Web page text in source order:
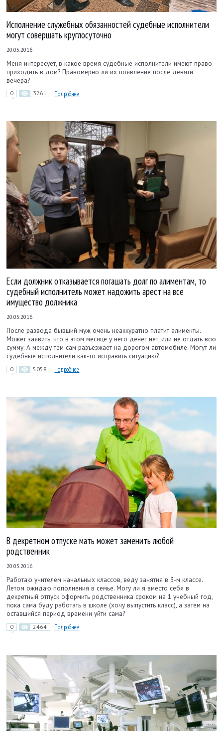
Исполнение служебных обязанностей судебные исполнители
могут совершать круглосуточно
20.05.2016
Меня интересует, в какое время судебные исполнители имеют право
приходить в дом? Правомерно ли их появление после девяти
вечера?
0 3261 Подробнее
Если должник отказывается погашать долг по алиментам, то
судебный исполнитель может надожить арест на все
имущество должника
20.05.2016
После развода бывший муж очень неаккуратно платит алименты.
Может заявить, что в этом месяце у него денег нет, или не отдать всю
сумму. А между тем сам разъезжает на дорогом автомобиле. Могут ли
судебные исполнители как-то исправить ситуацию?
0 5058 Подробнее
В декретном отпуске мать может заменить любой
родственник
20.05.2016
Работаю учителем начальных классов, веду занятия в 3-м классе.
Летом ожидаю пополнения в семье. Могу ли я вместо себя в
декретный отпуск оформить родственника сроком на 1 учебный год,
пока сама буду работать в школе (хочу выпустить класс), а затем на
оставшийся период времени уйти сама?
0 2464 Подробнее